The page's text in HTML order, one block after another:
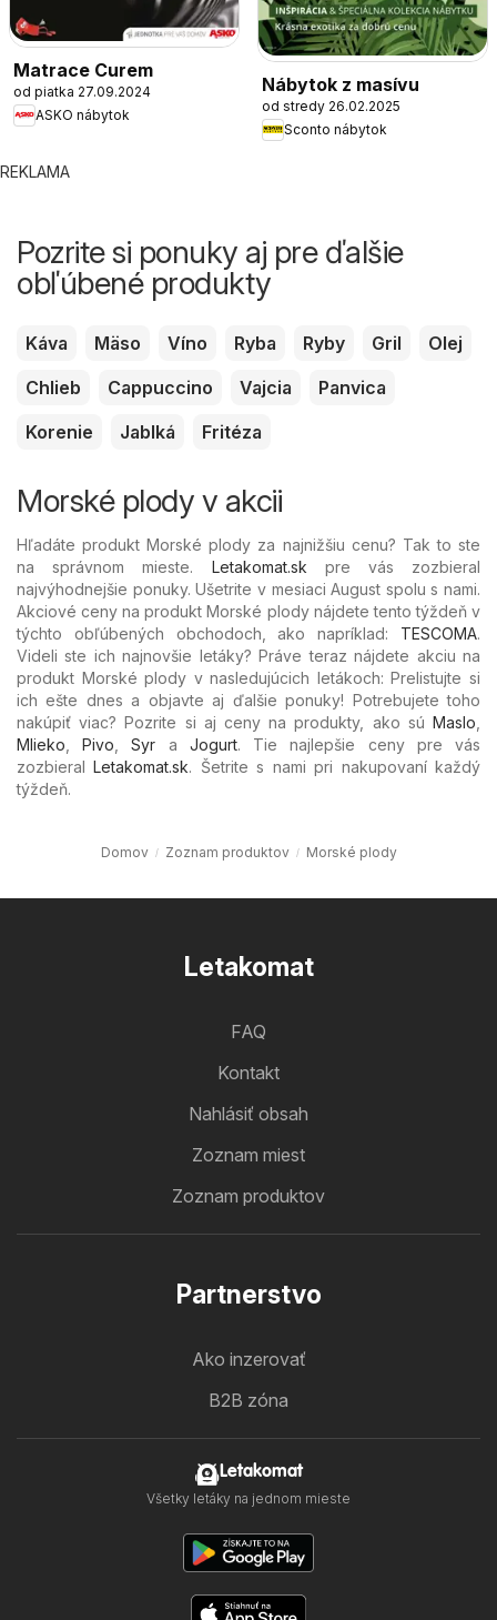
Matrace Curem
od piatka 27.09.2024
ASKO nábytok
Nábytok z masívu
od stredy 26.02.2025
Sconto nábytok
REKLAMA
Pozrite si ponuky aj pre ďalšie
obľúbené produkty
Káva Mäso Víno Ryba Ryby Gril
Olej
Chlieb
Cappuccino Vajcia
Panvica
Korenie
Jablká Fritéza
Morské plody v akcii
Hľadáte produkt Morské plody za najnižšiu cenu? Tak to ste
na správnom mieste. Letakomat.sk pre vás zozbieral
najvýhodnejšie ponuky. Ušetrite v mesiaci August spolu s nami.
Akciové ceny na produkt Morské plody nájdete tento týždeň v
týchto obľúbených obchodoch, ako napríklad: TESCOMA.
Videli ste ich najnovšie letáky? Práve teraz nájdete akciu na
produkt Morské plody v nasledujúcich letákoch: Prelistujte si
ich ešte dnes a objavte aj ďalšie ponuky! Potrebujete toho
nakúpiť viac? Pozrite si aj ceny na produkty, ako sú Maslo
Mlieko ,Pivo ,Syr a Jogurt. Tie najlepšie ceny pre vás
zozbieralLetakomat.sk. Šetrite s nami pri nakupovaní každý
týždeň.
Domov Zoznam produktov Morské plody
Letakomat
FAQ
Kontakt
Nahlásiť obsah
Zoznam miest
Zoznam produktov
Partnerstvo
Ako inzerovať
B2B zóna
Letakomat
Všetky letáky na jednom mieste